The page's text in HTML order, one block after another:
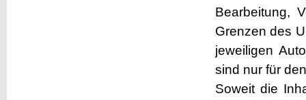
Bearbeitung,
Grenzen des
jeweiligen
sind nur für
Soweit die